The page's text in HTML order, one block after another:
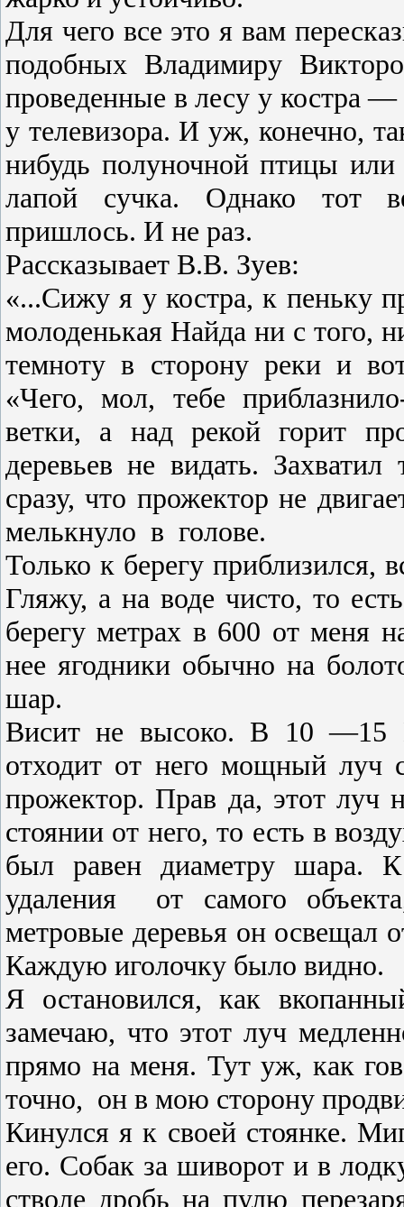
Для чего все это я вам
подобных Владимиру
проведен­ные в лесу у костра
у теле­визора. И уж, конечно,
нибудь по­луночной птицы или
лапой сучка. Однако тот
пришлось. И не раз.
Рассказывает В.В. Зу­ев:
«...Сижу я у костра, к пеньку
молоденькая Найда ни с того,
темноту в сторону реки и
«Чего, мол, тебе
ветки, а над рекой горит
деревьев не видать.
сразу, что прожектор не
мелькнуло в голове.
Только к берегу при­близился,
Гляжу, а на воде чисто, то
берегу метрах в 600 от ме­ня
нее ягодники обычно на
шар.
Висит не высоко. В 10 —15
отходит от него мощный луч
прожектор. Прав да, этот луч
стоянии от него, то есть в
был равен диаметру шара.
удаления
от самого
метровые деревья он
Каждую иголочку было видно.
Я остановился, как
замечаю, что этот луч
прямо на меня. Тут уж, как
точно, он в мою сторону
Кинулся я к своей сто­янке.
его. Собак за шиворот и в
стволе дробь на пулю